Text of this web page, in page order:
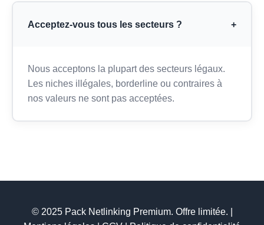
Acceptez-vous tous les secteurs ? +
Nous acceptons la plupart des secteurs légaux.
Les niches illégales, borderline ou contraires à
nos valeurs ne sont pas acceptées.
© 2025 Pack Netlinking Premium. Offre limitée. |